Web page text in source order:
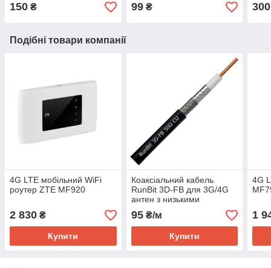
150 ₴ 99₴ 300
Подібні товари компанії
4G LTE мобільний WiFi
роутер ZTE MF920
2 830 ₴
Купити
Коаксіальний кабель
RunBit 3D-FB для 3G/4G
антен з низькими
втратами (аналог RG58,
RG223)
95₴/м
Купити
4G
1